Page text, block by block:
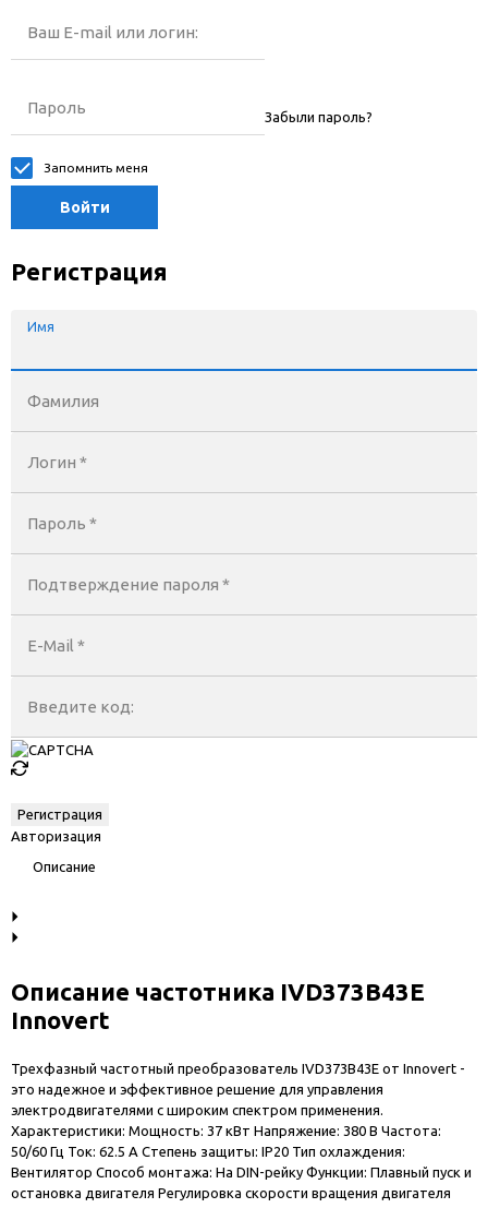
Ваш E-mail или логин:
Пароль Забыли пароль?
Запомнить меня
Войти
Регистрация
Имя
Фамилия
Логин *
Пароль *
Подтверждение пароля *
E-Mail *
Введите код:
Авторизация
Описание
Описание частотника IVD373B43E
Innovert
Трехфазный частотный преобразователь IVD373B43E от Innovert -
это надежное и эффективное решение для управления
электродвигателями с широким спектром применения.
Характеристики: Мощность: 37 кВт Напряжение: 380 В Частота:
50/60 Гц Ток: 62.5 A Степень защиты: IP20 Тип охлаждения:
Вентилятор Способ монтажа: На DIN-рейку Функции: Плавный пуск и
остановка двигателя Регулировка скорости вращения двигателя